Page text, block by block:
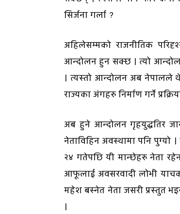
सिर्जना गर्ला ?
अहिलेसम्मको राजनीतिक
आन्दोलन हुन सक्छ । त्यो
। त्यस्तो आन्दोलन अब नेपालले
राज्यका अंगहरु निर्माण गर्ने
अब हुने आन्दोलन गृहयुद्धतिर
नेताविहिन अवस्थामा पनि पुग्यो
२४ गतेपछि यी मान्छेहरु नेता
आफूलाई अवसरवादी लोभी
महेश बस्नेत नेता जसरी प्रस्तुत
।